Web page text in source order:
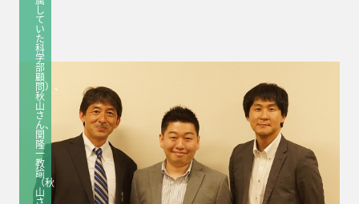
し
て
い
た
科
学
部
顧
問）、
秋
山
さ
ん、
関
隆
一
教
諭
（秋
山